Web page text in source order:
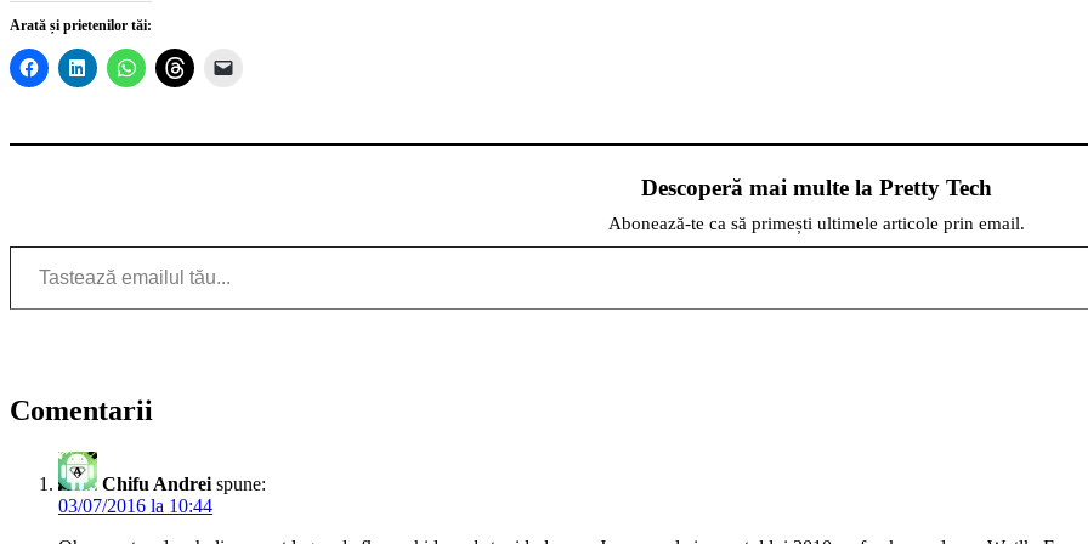
Arată și prietenilor tăi:
Descoperă mai multe la Pretty Tech
Abonează-te ca să primești ultimele articole prin email.
Tastează emailul tău...
Comentarii
Chifu Andrei spune:
03/07/2016 la 10:44